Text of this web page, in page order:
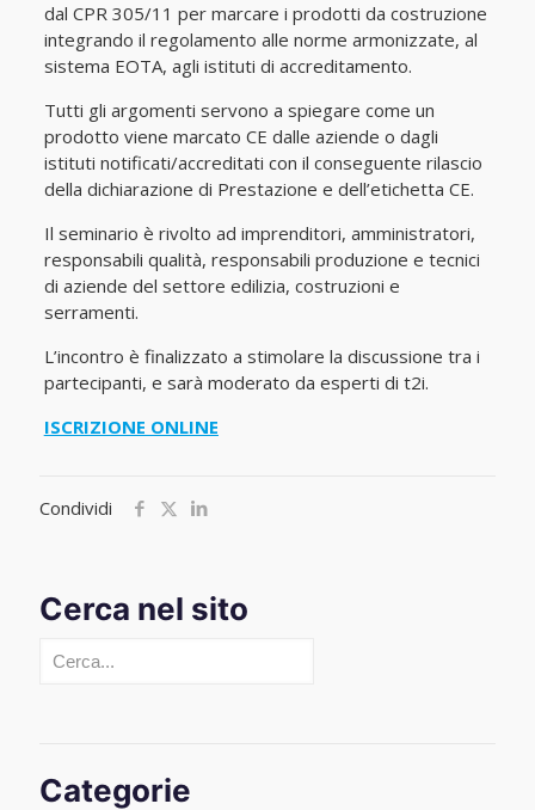
dal CPR 305/11 per marcare i prodotti da costruzione
integrando il regolamento alle norme armonizzate, al
sistema EOTA, agli istituti di accreditamento.
Tutti gli argomenti servono a spiegare come un
prodotto viene marcato CE dalle aziende o dagli
istituti notificati/accreditati con il conseguente rilascio
della dichiarazione di Prestazione e dell’etichetta CE.
Il seminario è rivolto ad imprenditori, amministratori,
responsabili qualità, responsabili produzione e tecnici
di aziende del settore edilizia, costruzioni e
serramenti.
L’incontro è finalizzato a stimolare la discussione tra i
partecipanti, e sarà moderato da esperti di t2i.
ISCRIZIONE ONLINE
Condividi
Cerca nel sito
Cerca
Categorie